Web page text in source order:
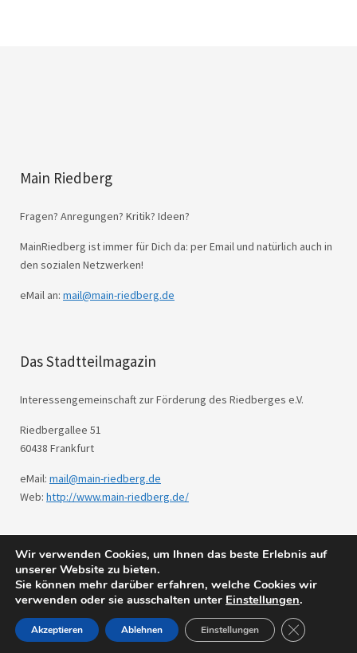
Main Riedberg
Fragen? Anregungen? Kritik? Ideen?
MainRiedberg ist immer für Dich da: per Email und natürlich auch in
den sozialen Netzwerken!
eMail an: mail@main-riedberg.de
Das Stadtteilmagazin
Interessengemeinschaft zur Förderung des Riedberges e.V.
Riedbergallee 51
60438 Frankfurt
eMail: mail@main-riedberg.de
Web: http://www.main-riedberg.de/
© 2026 Main Riedberg. Powered by WordPress
Theme: Weta vonElmastudio.
Wir verwenden Cookies, um Ihnen das beste Erlebnis auf
unserer Website zu bieten.
Sie können mehr darüber erfahren, welche Cookies wir
verwenden oder sie ausschalten unter Einstellungen.
Akzeptieren Ablehnen Einstellungen GDPR